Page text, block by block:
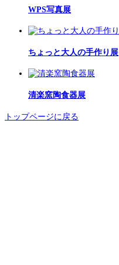
WPS写真展
ちょっと大人の手作り展
清楽窯陶食器展
トップページに戻る